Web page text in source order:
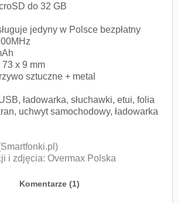
do 32 GB
jedyny w Polsce bezpłatny
x 9 mm
sztuczne + metal
ładowarka, słuchawki, etui, folia
uchwyt samochodowy, ładowarka
i zdjęcia: Overmax Polska
Komentarze (1)